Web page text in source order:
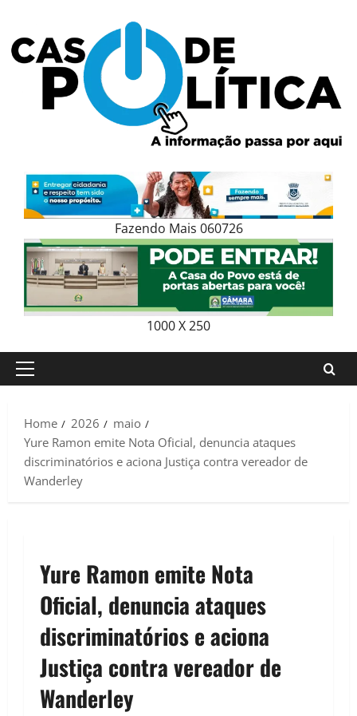
content
Fazendo Mais 060726
1000 X 250
Primary
Home
2026
maio
Yure Ramon emite Nota Oficial, denuncia ataques
discriminatórios e aciona Justiça contra vereador de
Wanderley
Yure Ramon emite Nota
Oficial, denuncia ataques
discriminatórios e aciona
Justiça contra vereador de
Wanderley